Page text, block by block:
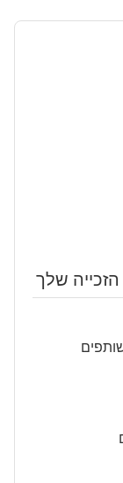
הזכייה שלך